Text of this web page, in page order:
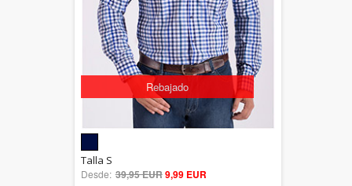
Rebajado
out of 5
Talla S
Desde: 39,95 EUR9,99 EUR